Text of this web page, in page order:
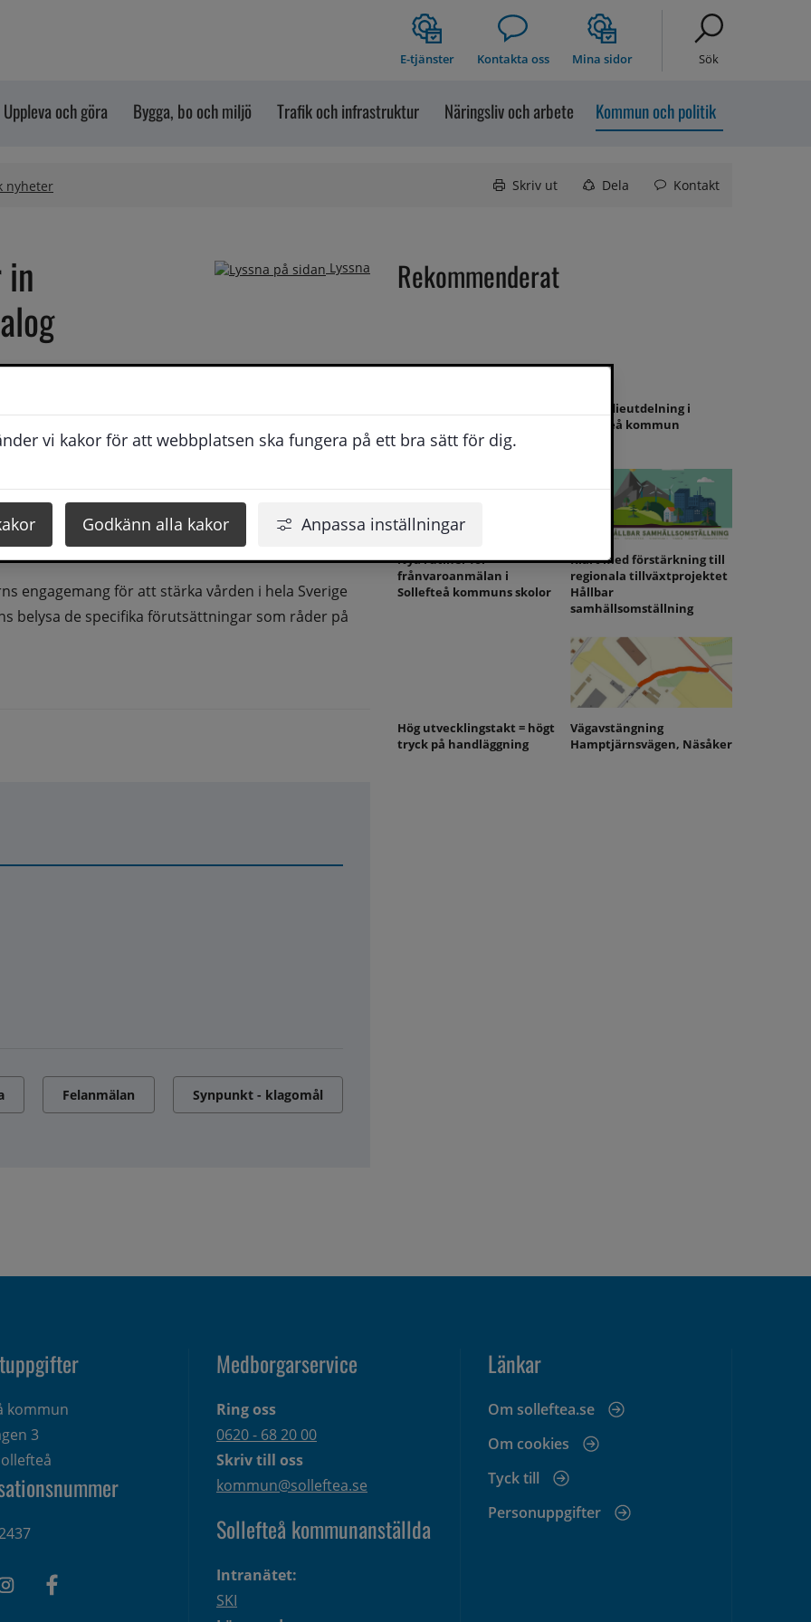
vi kakor för att webbplatsen ska fungera på ett bra sätt för dig.
Godkänn alla kakor Anpassa inställningar
E-tjänster Kontakta oss Mina sidor Sök
Uppleva och göra Bygga, bo och miljö Trafik och infrastruktur Näringsliv och arbete Kommun och politik
nyheter Skriv ut Dela Kontakt
Lyssna
har idag skickat en inbjudan till
för att diskutera sjukvårdens framtid
på plats ta del av de utmaningar och möjligheter
att föra en konstruktiv dialog om hur vi
och tillgänglig välfärd för alla, oavsett var i landet
engagemang för att stärka vården i hela Sverige
belysa de specifika förutsättningar som råder på
Felanmälan Synpunkt - klagomål
Rekommenderat
akutvård och totalförsvar
Stipendieutdelning i
Sollefteå kommun
Nya rutiner för
frånvaroanmälan i
Sollefteå kommuns skolor
Klart med förstärkning till
regionala tillväxtprojektet
Hållbar
samhällsomställning
Hög utvecklingstakt = högt
tryck på handläggning
Vägavstängning
Hamptjärnsvägen, Näsåker
kommun
3
Medborgarservice
Ring oss
0620 - 68 20 00
Skriv till oss
kommun@solleftea.se
Sollefteå kommunanställda
Intranätet:
SKI
Länkar
Om solleftea.se
Om cookies
Tyck till
Personuppgifter